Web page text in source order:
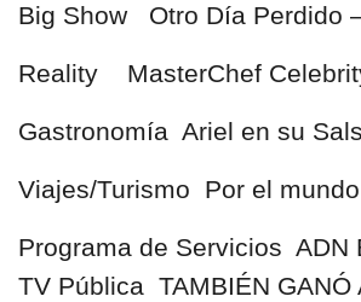
Big Show Otro Día Perdido
Reality MasterChef
Gastronomía Ariel en su
Viajes/Turismo Por el
Programa de Servicios ADN
TV Pública TAMBIÉN GANÓ